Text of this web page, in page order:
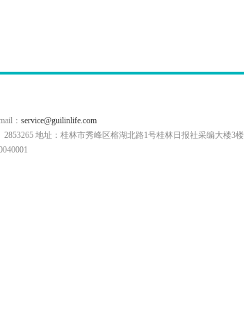
： service@guilinlife.com
地址：桂林市秀峰区榕湖北路1号桂林日报社采编大楼3楼